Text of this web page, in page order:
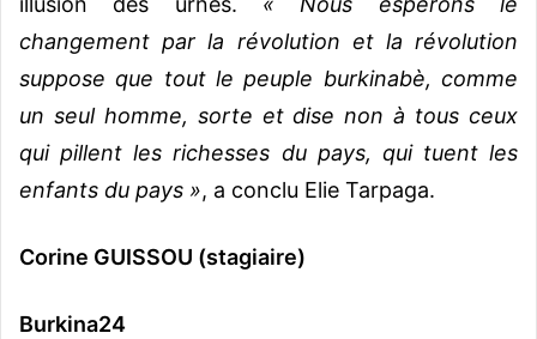
changement par la révolution et la révolution
suppose que tout le peuple burkinabè, comme
un seul homme, sorte et dise non à tous ceux
qui pillent les richesses du pays, qui tuent les
enfants du pays », a conclu Elie Tarpaga.
Corine GUISSOU (stagiaire)
Burkina24